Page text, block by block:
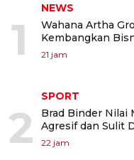
1
NEWS
Wahana Artha
Kembangkan
21 jam
2
SPORT
Brad Binder Nilai
Agresif dan Sulit
22 jam